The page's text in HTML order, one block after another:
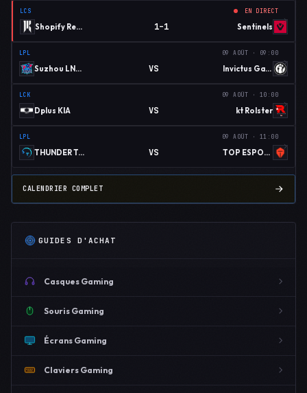
LCS EN DIRECT
Shopify Rebellion 1–1 Sentinels
LPL 09 AOÛT · 09:00
Suzhou LNG Esports VS Invictus Gaming
LCK 09 AOÛT · 10:00
Dplus KIA VS kt Rolster
LPL 09 AOÛT · 11:00
THUNDER TALK GAMING VS TOP ESPORTS
CALENDRIER COMPLET
GUIDES D'ACHAT
Casques Gaming
Souris Gaming
Écrans Gaming
Claviers Gaming